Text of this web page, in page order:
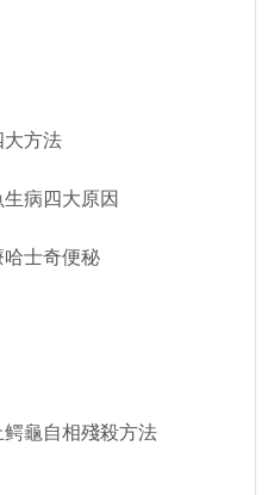
大方法
病四大原因
哈士奇便秘
龜自相殘殺方法